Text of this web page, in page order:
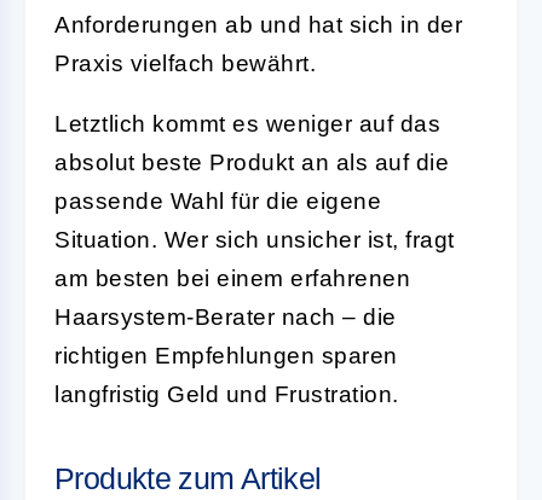
Anforderungen ab und hat sich in der
Praxis vielfach bewährt.
Letztlich kommt es weniger auf das
absolut beste Produkt an als auf die
passende Wahl für die eigene
Situation. Wer sich unsicher ist, fragt
am besten bei einem erfahrenen
Haarsystem-Berater nach – die
richtigen Empfehlungen sparen
langfristig Geld und Frustration.
Produkte zum Artikel